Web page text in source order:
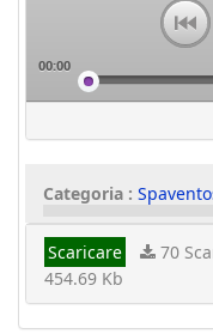
00:00
Categoria :
Scaricare 70
454.69 Kb